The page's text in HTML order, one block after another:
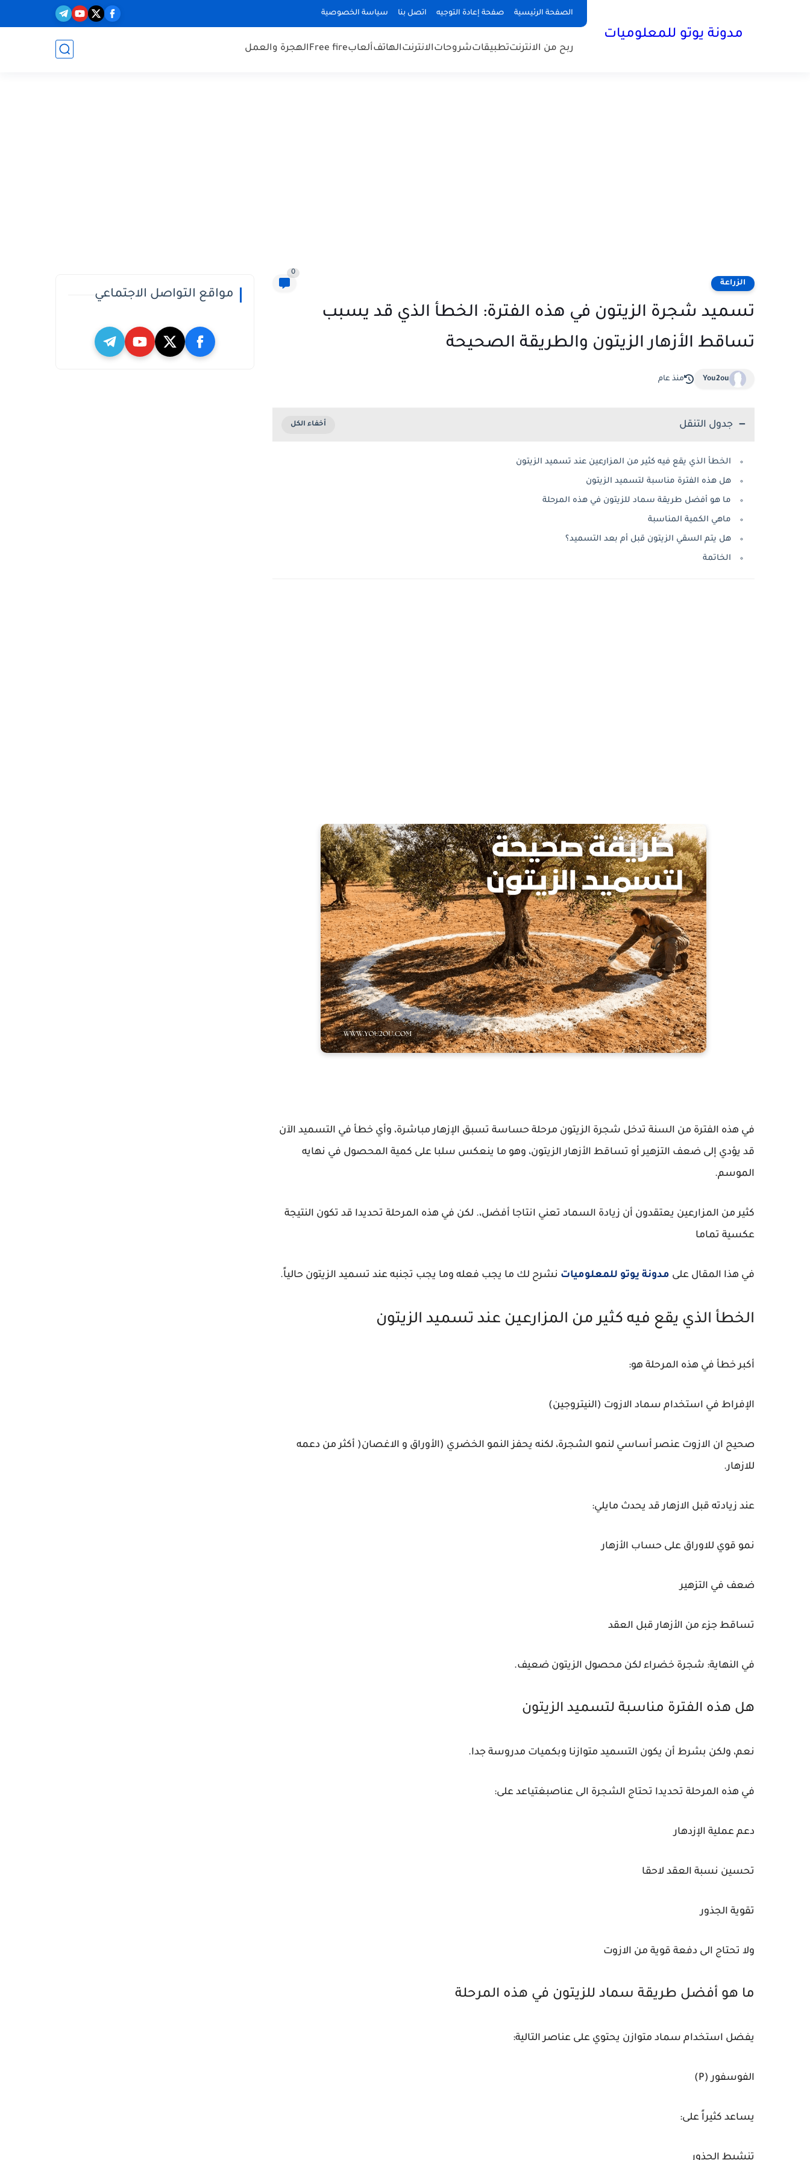
الصفحة الرئيسية صفحة إعادة التوجيه اتصل بنا سياسة الخصوصية
مدونة يوتو للمعلوميات
ربح من الانترنتتطبيقاتشروحاتالانترنتالهاتفألعابFree fireالهجرة والعمل
الزراعة
0
تسميد شجرة الزيتون في هذه الفترة: الخطأ الذي قد يسبب
تساقط الأزهار الزيتون والطريقة الصحيحة
You2ou منذ عام
جدول التنقل
الخطأ الذي يقع فيه كثير من المزارعين عند تسميد الزيتون
هل هذه الفترة مناسبة لتسميد الزيتون
ما هو أفضل طريقة سماد للزيتون في هذه المرحلة
ماهي الكمية المناسبة
هل يتم السقي الزيتون قبل أم بعد التسميد؟
الخاتمة
في هذه الفترة من السنة تدخل شجرة الزيتون مرحلة حساسة تسبق الإزهار مباشرة، وأي خطأ في التسميد الآن
قد يؤدي إلى ضعف التزهير أو تساقط الأزهار الزيتون، وهو ما ينعكس سلبا على كمية المحصول في نهايه
الموسم.
كثير من المزارعين يعتقدون أن زيادة السماد تعني انتاجا أفضل،. لكن في هذه المرحلة تحديدا قد تكون النتيجة
عكسية تماما
في هذا المقال على مدونة يوتو للمعلوميات نشرح لك ما يجب فعله وما يجب تجنبه عند تسميد الزيتون حالياً.
الخطأ الذي يقع فيه كثير من المزارعين عند تسميد الزيتون
أكبر خطأ في هذه المرحلة هو:
الإفراط في استخدام سماد الازوت (النيتروجين)
صحيح ان الازوت عنصر أساسي لنمو الشجرة، لكنه يحفز النمو الخضري (الأوراق و الاغصان( أكثر من دعمه
للازهار.
عند زيادته قبل الازهار قد يحدث مايلي:
نمو قوي للاوراق على حساب الأزهار
ضعف في التزهير
تساقط جزء من الأزهار قبل العقد
في النهاية: شجرة خضراء لكن محصول الزيتون ضعيف.
هل هذه الفترة مناسبة لتسميد الزيتون
نعم، ولكن بشرط أن يكون التسميد متوازنا وبكميات مدروسة جدا.
في هذه المرحلة تحديدا تحتاج الشجرة الى عناصبغتياعد على:
دعم عملية الإزدهار
تحسين نسبة العقد لاحقا
تقوية الجذور
ولا تحتاج الى دفعة قوية من الازوت
ما هو أفضل طريقة سماد للزيتون في هذه المرحلة
يفضل استخدام سماد متوازن يحتوي على عناصر التالية:
الفوسفور (P)
يساعد كثيراً على:
تنشيط الجذور
مواقع التواصل الاجتماعي